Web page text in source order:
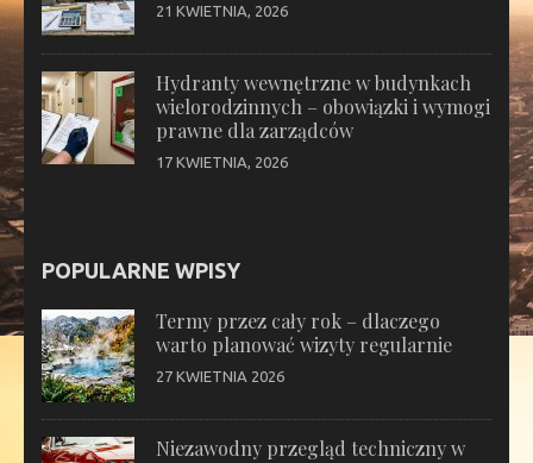
21 KWIETNIA, 2026
Hydranty wewnętrzne w budynkach
wielorodzinnych – obowiązki i wymogi
prawne dla zarządców
17 KWIETNIA, 2026
POPULARNE WPISY
Termy przez cały rok – dlaczego
warto planować wizyty regularnie
27 KWIETNIA 2026
Niezawodny przegląd techniczny w